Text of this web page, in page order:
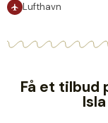
Lufthavn
Få et tilbud